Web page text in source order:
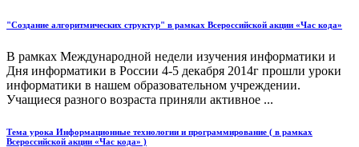
"Создание алгоритмических структур" в рамках Всероссийской акции «Час кода»
В рамках Международной недели изучения информатики и
Дня информатики в России 4-5 декабря 2014г прошли уроки
информатики в нашем образовательном учреждении.
Учащиеся разного возраста приняли активное ...
Тема урока Информационные технологии и программирование ( в рамках
Всероссийской акции «Час кода» )